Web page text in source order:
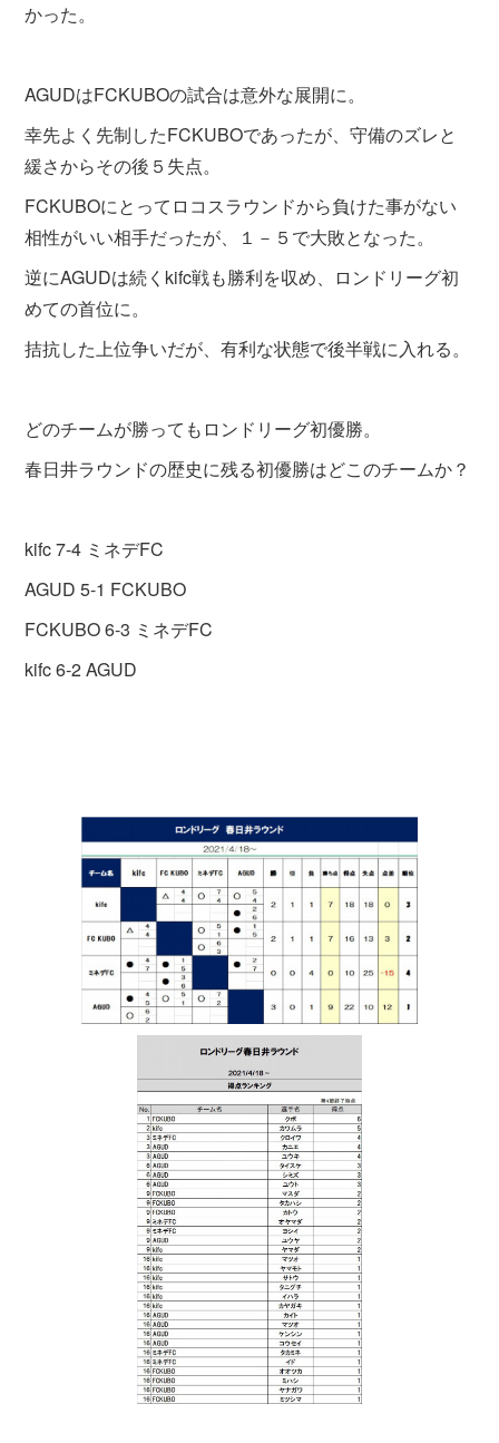
かった。
AGUDはFCKUBOの試合は意外な展開に。
幸先よく先制したFCKUBOであったが、守備のズレと
緩さからその後５失点。
FCKUBOにとってロコスラウンドから負けた事がない
相性がいい相手だったが、１－５で大敗となった。
逆にAGUDは続くkifc戦も勝利を収め、ロンドリーグ初
めての首位に。
拮抗した上位争いだが、有利な状態で後半戦に入れる。
どのチームが勝ってもロンドリーグ初優勝。
春日井ラウンドの歴史に残る初優勝はどこのチームか？
kifc 7-4 ミネデFC
AGUD 5-1 FCKUBO
FCKUBO 6-3 ミネデFC
kifc 6-2 AGUD